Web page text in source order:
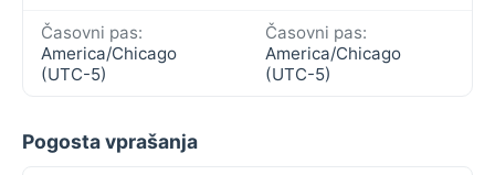
Časovni pas:
America/Chicago
(UTC-5)
Časovni pas:
America/Chicago
(UTC-5)
Pogosta vprašanja